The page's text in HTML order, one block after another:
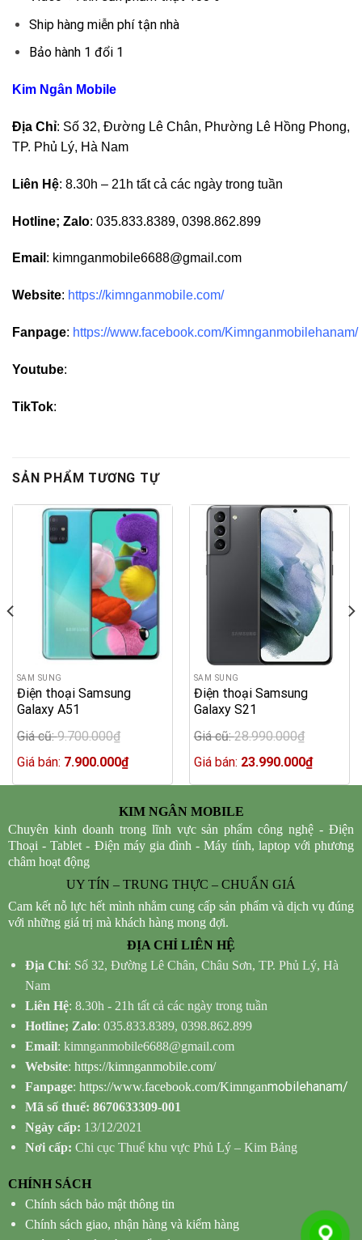
Ship hàng miễn phí tận nhà
Bảo hành 1 đổi 1
Kim Ngân Mobile
Địa Chỉ: Số 32, Đường Lê Chân, Phường Lê Hồng Phong,
TP. Phủ Lý, Hà Nam
Liên Hệ: 8.30h – 21h tất cả các ngày trong tuần
Hotline; Zalo: 035.833.8389, 0398.862.899
Email : kimnganmobile6688@gmail.com
Website: https://kimnganmobile.com/
Fanpage: https://www.facebook.com/Kimnganmobilehanam/
Youtube:
TikTok:
SẢN PHẨM TƯƠNG TỰ
SAM SUNG
Điện thoại Samsung
Galaxy A51
Giá cũ:9.700.000₫
price
9.700.000₫.
Giá bán: 7.900.000₫Current
price
is:
SAM SUNG
Điện thoại Samsung
Galaxy S21
Giá cũ:28.990.000₫
price
28.990.000₫.
Giá bán: 23.990.000₫Current
price
is:
KIM NGÂN MOBILE
Chuyên kinh doanh trong lĩnh vực sản phẩm công nghệ - Điện
Thoại - Tablet - Điện máy gia đình - Máy tính, laptop với phương
châm hoạt động
UY TÍN – TRUNG THỰC – CHUẨN GIÁ
Cam kết nỗ lực hết mình nhằm cung cấp sản phẩm và dịch vụ đúng
với những giá trị mà khách hàng mong đợi.
ĐỊA CHỈ LIÊN HỆ
Địa Chỉ: Số 32, Đường Lê Chân, Châu Sơn, TP. Phủ Lý, Hà
Nam
Liên Hệ: 8.30h - 21h tất cả các ngày trong tuần
Hotline; Zalo: 035.833.8389, 0398.862.899
Email: kimnganmobile6688@gmail.com
Website: https://kimnganmobile.com/
Fanpage: https://www.facebook.com/Kimnganmobilehanam/
Mã số thuế: 8670633309-001
Ngày cấp: 13/12/2021
Nơi cấp: Chi cục Thuế khu vực Phủ Lý – Kim Bảng
CHÍNH SÁCH
Chính sách bảo mật thông tin
Chính sách giao, nhận hàng và kiểm hàng